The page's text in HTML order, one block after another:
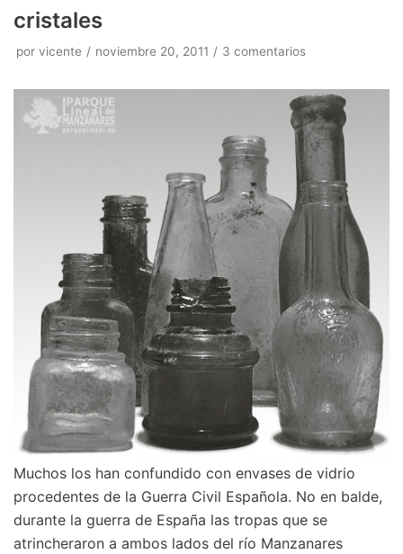
cristales
por vicente noviembre 20, 2011 3 comentarios
Muchos los han confundido con envases de vidrio
procedentes de la Guerra Civil Española. No en balde,
durante la guerra de España las tropas que se
atrincheraron a ambos lados del río Manzanares